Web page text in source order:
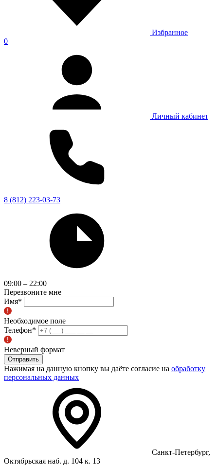
Избранное
0
Личный кабинет
8 (812) 223-03-73
09:00 – 22:00
Перезвоните мне
Имя*
Необходимое поле
Телефон*
Неверный формат
Отправить
Нажимая на данную кнопку вы даёте согласие на обработку
персональных данных
Санкт-Петербург,
Октябрьская наб. д. 104 к. 13